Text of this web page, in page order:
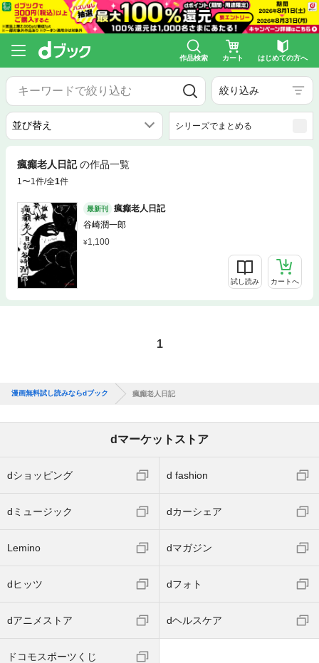
作品検索 カート はじめての方へ
絞り込み
シリーズでまとめる
瘋癲老人日記 の作品一覧
1〜1件/全1件
最新刊
瘋癲老人日記
谷崎潤一郎
1,100
試し読み カートへ
1
漫画無料試し読みならdブック 瘋癲老人日記
dマーケットストア
dショッピング d fashion
dミュージック dカーシェア
Lemino dマガジン
dヒッツ dフォト
dアニメストア dヘルスケア
ドコモスポーツくじ